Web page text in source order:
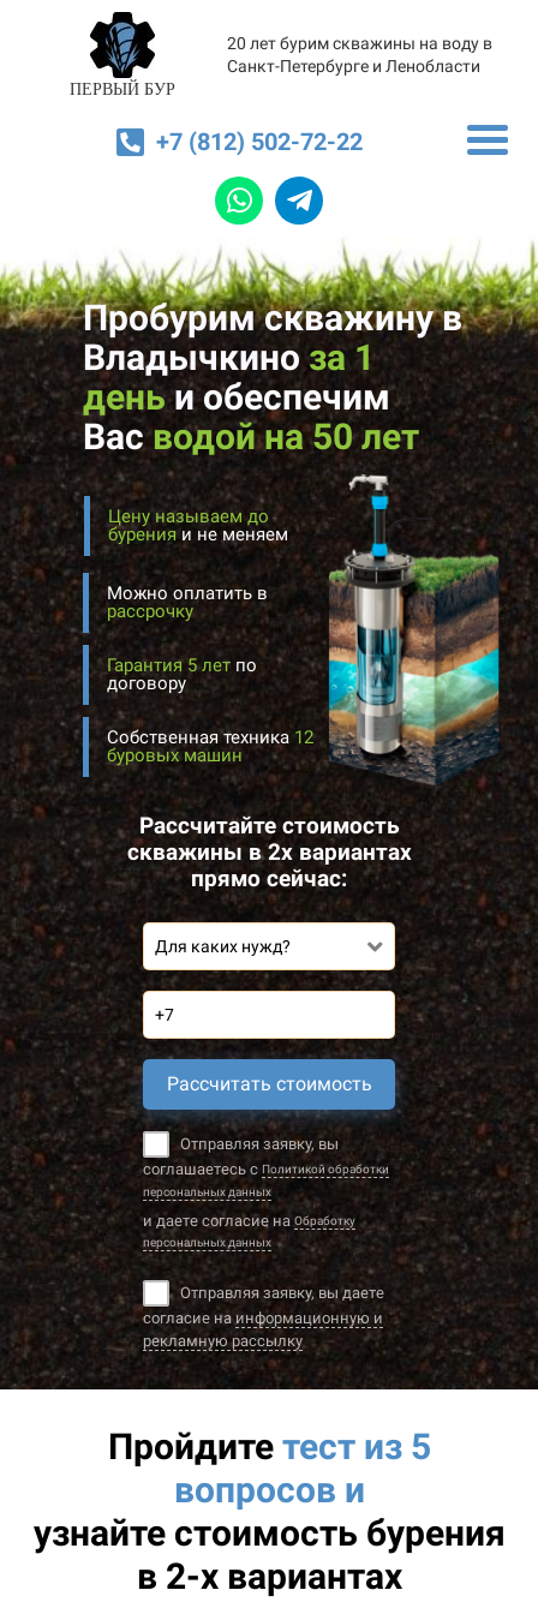
ПЕРВЫЙ БУР
20 лет бурим скважины на воду в
Санкт-Петербурге и Ленобласти
+7 (812) 502-72-22
Пробурим скважину в
Владычкиноза 1
деньиобеспечим
Васводой на 50 лет
Цену называем до
буренияи не меняем
Собственная техника 12
буровых машин
Можно оплатить в
рассрочку
Рассчитайте стоимость
скважины в 2х вариантах
прямо сейчас:
Для каких нужд?
Рассчитать стоимость
Отправляя заявку, вы
соглашаетесь с Политикой обработки
персональных данных
и даете согласие на Обработку
персональных данных
Отправляя заявку, вы даете
согласие наинформационную и
рекламную рассылку
Гарантия 5 лет по
договору
Пройдитетест из 5
вопросов и
узнайте стоимость бурения
в 2-х вариантах